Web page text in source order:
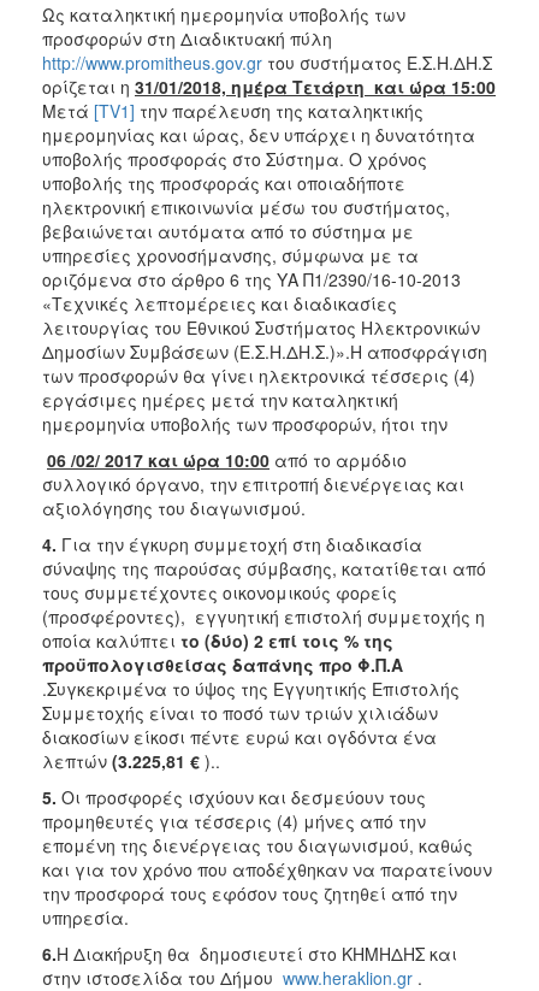
Ως καταληκτική ημερομηνία υποβολής των
προσφορών στη Διαδικτυακή πύλη
http://www.promitheus.gov.gr του συστήματος Ε.Σ.Η.ΔΗ.Σ
ορίζεται η 31/01/2018, ημέρα Τετάρτη και ώρα 15:00
Μετά [TV1] την παρέλευση της καταληκτικής
ημερομηνίας και ώρας, δεν υπάρχει η δυνατότητα
υποβολής προσφοράς στο Σύστημα. Ο χρόνος
υποβολής της προσφοράς και οποιαδήποτε
ηλεκτρονική επικοινωνία μέσω του συστήματος,
βεβαιώνεται αυτόματα από το σύστημα με
υπηρεσίες χρονοσήμανσης, σύμφωνα με τα
οριζόμενα στο άρθρο 6 της ΥΑ Π1/2390/16-10-2013
«Τεχνικές λεπτομέρειες και διαδικασίες
λειτουργίας του Εθνικού Συστήματος Ηλεκτρονικών
Δημοσίων Συμβάσεων (Ε.Σ.Η.ΔΗ.Σ.)».Η αποσφράγιση
των προσφορών θα γίνει ηλεκτρονικά τέσσερις (4)
εργάσιμες ημέρες μετά την καταληκτική
ημερομηνία υποβολής των προσφορών, ήτοι την
06 /02/ 2017 και ώρα 10:00 από το αρμόδιο
συλλογικό όργανο, την επιτροπή διενέργειας και
αξιολόγησης του διαγωνισμού.
4. Για την έγκυρη συμμετοχή στη διαδικασία
σύναψης της παρούσας σύμβασης, κατατίθεται από
τους συμμετέχοντες οικονομικούς φορείς
(προσφέροντες), εγγυητική επιστολή συμμετοχής η
οποία καλύπτει το (δύο) 2 επί τοις % της
προϋπολογισθείσας δαπάνης προ Φ.Π.Α
.Συγκεκριμένα το ύψος της Εγγυητικής Επιστολής
Συμμετοχής είναι το ποσό των τριών χιλιάδων
διακοσίων είκοσι πέντε ευρώ και ογδόντα ένα
λεπτών (3.225,81 € )..
5. Οι προσφορές ισχύουν και δεσμεύουν τους
προμηθευτές για τέσσερις (4) μήνες από την
επομένη της διενέργειας του διαγωνισμού, καθώς
και για τον χρόνο που αποδέχθηκαν να παρατείνουν
την προσφορά τους εφόσον τους ζητηθεί από την
υπηρεσία.
6.Η Διακήρυξη θα δημοσιευτεί στο ΚΗΜΗΔΗΣ και
στην ιστοσελίδα του Δήμου www.heraklion.gr .